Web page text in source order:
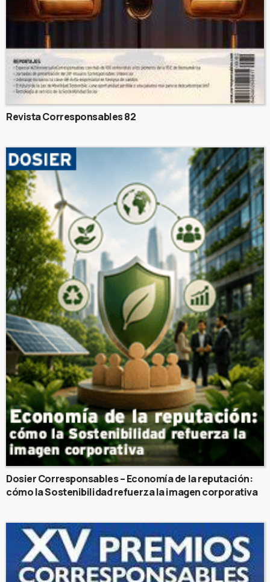
Revista Corresponsables 82
Dosier Corresponsables – Economía de la reputación:
cómo la Sostenibilidad refuerza la imagen corporativa